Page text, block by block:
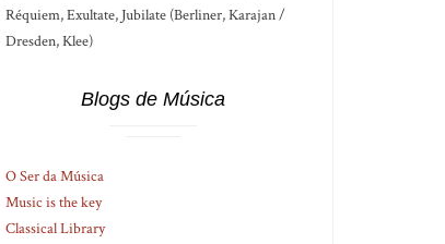
Réquiem, Exultate, Jubilate (Berliner, Karajan /
Dresden, Klee)
Blogs de Música
O Ser da Música
Music is the key
Classical Library